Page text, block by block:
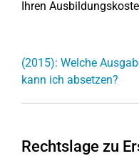
Ihren
(2015): Welche
kann ich absetzen?
Rechtslage zu